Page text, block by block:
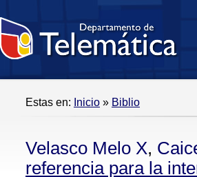
Estas en: Inicio » Biblio
Velasco Melo X,
referencia para la